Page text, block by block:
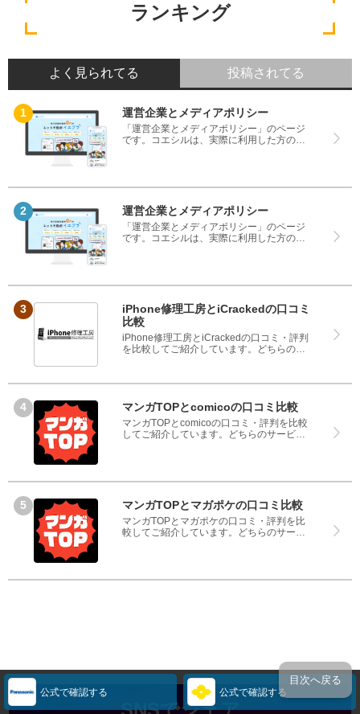
公式で確認する 公式で確認する
ランキング
よく見られてる 投稿されてる
運営企業とメディアポリシー
「運営企業とメディアポリシー」のページ
です。コエシルは、実際に利用した方の口
なく、悪い口コミもしっかり掲載している
さい。
運営企業とメディアポリシー
「運営企業とメディアポリシー」のページ
です。コエシルは、実際に利用した方の口
なく、悪い口コミもしっかり掲載している
さい。
iPhone修理工房とiCrackedの口コミ
比較
iPhone修理工房とiCrackedの口コミ・評判
を比較してご紹介しています。どちらのサ
て、iPhone修理工房とiCrackedのどちらを
マンガTOPとcomicoの口コミ比較
マンガTOPとcomicoの口コミ・評判を比較
してご紹介しています。どちらのサービス
てください。
マンガTOPとマガポケの口コミ比較
マンガTOPとマガポケの口コミ・評判を比
較してご紹介しています。どちらのサービ
にしてください。
SNSでシェア
目次へ戻る